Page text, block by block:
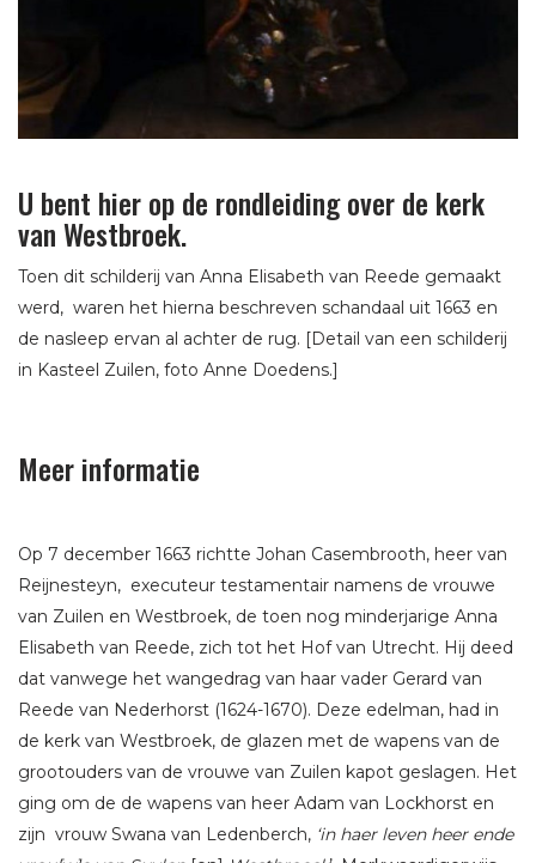
U bent hier op de rondleiding over de kerk
van Westbroek.
Toen dit schilderij van Anna Elisabeth van Reede gemaakt
werd, waren het hierna beschreven schandaal uit 1663 en
de nasleep ervan al achter de rug. [Detail van een schilderij
in Kasteel Zuilen, foto Anne Doedens.]
Meer informatie
Op 7 december 1663 richtte Johan Casembrooth, heer van
Reijnesteyn, executeur testamentair namens de vrouwe
van Zuilen en Westbroek, de toen nog minderjarige Anna
Elisabeth van Reede, zich tot het Hof van Utrecht. Hij deed
dat vanwege het wangedrag van haar vader Gerard van
Reede van Nederhorst (1624-1670). Deze edelman, had in
de kerk van Westbroek, de glazen met de wapens van de
grootouders van de vrouwe van Zuilen kapot geslagen. Het
ging om de de wapens van heer Adam van Lockhorst en
zijn vrouw Swana van Ledenberch, ‘in haer leven heer ende